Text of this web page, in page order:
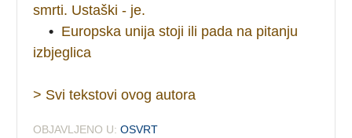
smrti. Ustaški - je.
• Europska unija stoji ili pada na pitanju
izbjeglica
> Svi tekstovi ovog autora
OBJAVLJENO U: OSVRT